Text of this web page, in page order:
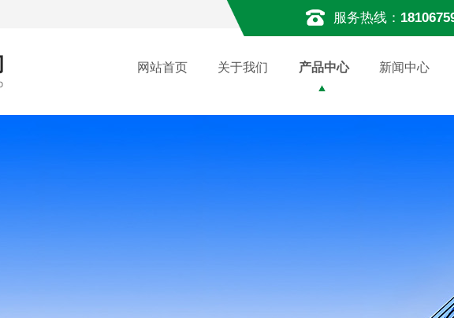
服务热线：
网站首页 关于我们 产品中心 新闻中心